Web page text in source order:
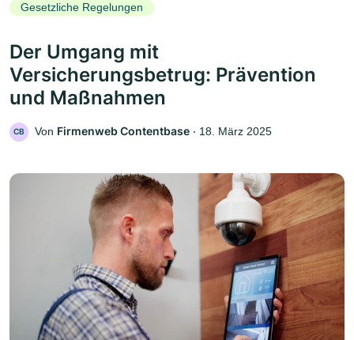
Gesetzliche Regelungen
Der Umgang mit
Versicherungsbetrug: Prävention
und Maßnahmen
CB Von Firmenweb Contentbase ‧ 18. März 2025